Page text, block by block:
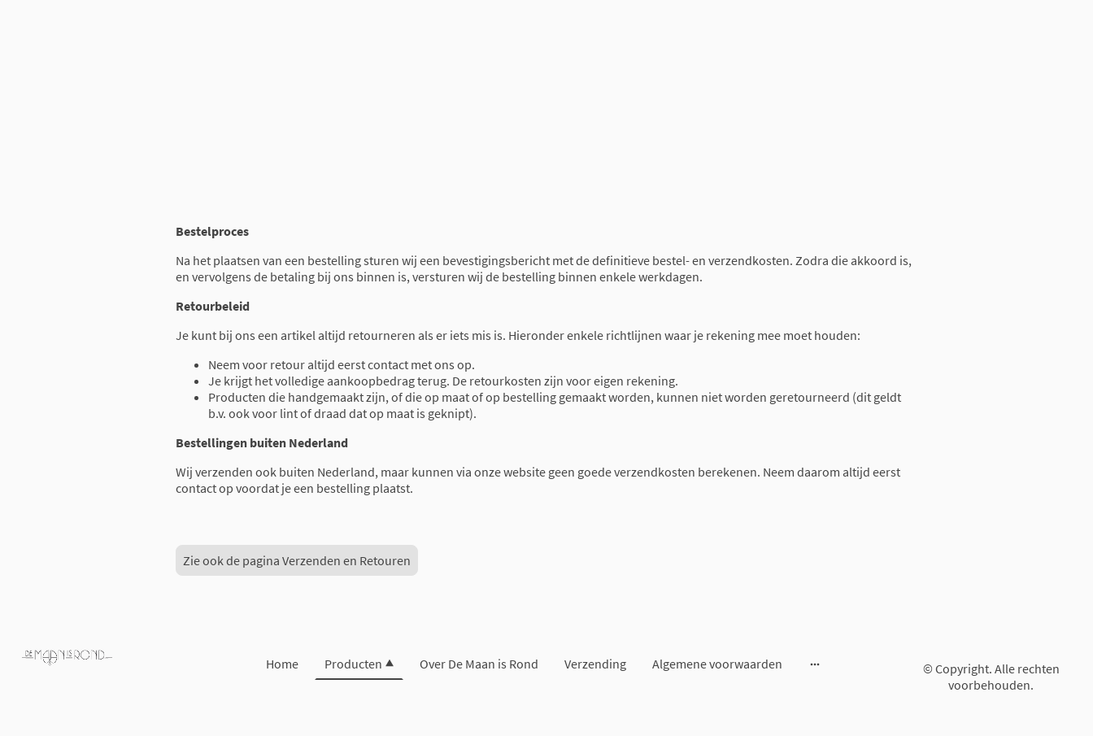
Bestelproces
Na het plaatsen van een bestelling sturen wij een bevestigingsbericht met de definitieve bestel- en verzendkosten. Zodra die akkoord is,
en vervolgens de betaling bij ons binnen is, versturen wij de bestelling binnen enkele werkdagen.
Retourbeleid
Je kunt bij ons een artikel altijd retourneren als er iets mis is. Hieronder enkele richtlijnen waar je rekening mee moet houden:
Neem voor retour altijd eerst contact met ons op.
Je krijgt het volledige aankoopbedrag terug. De retourkosten zijn voor eigen rekening.
Producten die handgemaakt zijn, of die op maat of op bestelling gemaakt worden, kunnen niet worden geretourneerd (dit geldt
b.v. ook voor lint of draad dat op maat is geknipt).
Bestellingen buiten Nederland
Wij verzenden ook buiten Nederland, maar kunnen via onze website geen goede verzendkosten berekenen. Neem daarom altijd eerst
contact op voordat je een bestelling plaatst.
Zie ook de pagina Verzenden en Retouren
Home Producten Over De Maan is Rond Verzending Algemene voorwaarden
© Copyright. Alle rechten
voorbehouden.